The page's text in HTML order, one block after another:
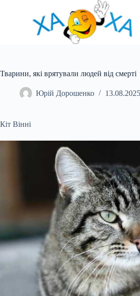
Тварини, які врятували людей від смерті
Юрій Дорошенко 13.08.2025
Кіт Вінні